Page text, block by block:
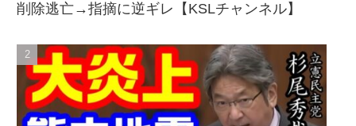
削除逃亡→指摘に逆ギレ【KSLチャンネル】